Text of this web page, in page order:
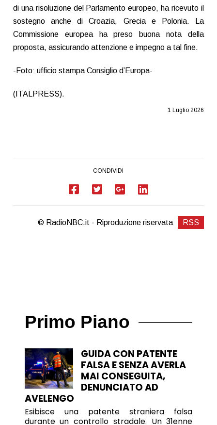
di una risoluzione del Parlamento europeo, ha ricevuto il
sostegno anche di Croazia, Grecia e Polonia. La
Commissione europea ha preso buona nota della
proposta, assicurando attenzione e impegno a tal fine.
-Foto: ufficio stampa Consiglio d’Europa-
(ITALPRESS).
1 Luglio 2026
CONDIVIDI
© RadioNBC.it - Riproduzione riservata RSS
Primo Piano
GUIDA CON PATENTE
FALSA E SENZA AVERLA
MAI CONSEGUITA,
DENUNCIATO AD
AVELENGO
Esibisce una patente straniera falsa
durante un controllo stradale. Un 31enne